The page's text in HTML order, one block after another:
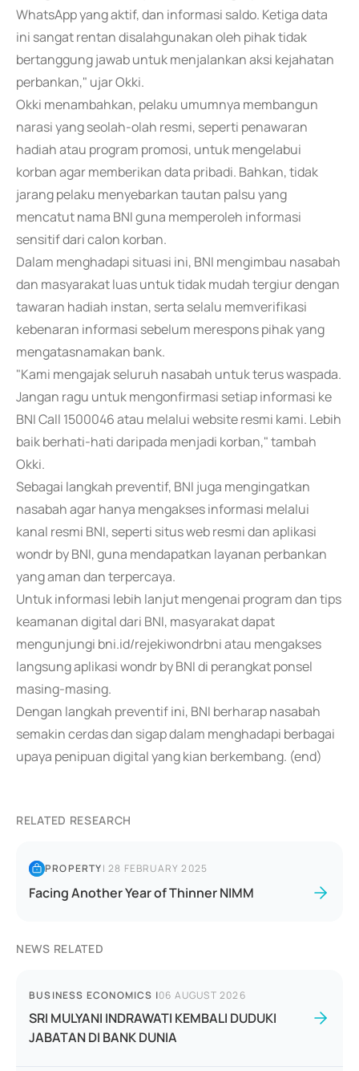
WhatsApp yang aktif, dan informasi saldo. Ketiga data
ini sangat rentan disalahgunakan oleh pihak tidak
bertanggung jawab untuk menjalankan aksi kejahatan
perbankan," ujar Okki.
Okki menambahkan, pelaku umumnya membangun
narasi yang seolah-olah resmi, seperti penawaran
hadiah atau program promosi, untuk mengelabui
korban agar memberikan data pribadi. Bahkan, tidak
jarang pelaku menyebarkan tautan palsu yang
mencatut nama BNI guna memperoleh informasi
sensitif dari calon korban.
Dalam menghadapi situasi ini, BNI mengimbau nasabah
dan masyarakat luas untuk tidak mudah tergiur dengan
tawaran hadiah instan, serta selalu memverifikasi
kebenaran informasi sebelum merespons pihak yang
mengatasnamakan bank.
"Kami mengajak seluruh nasabah untuk terus waspada.
Jangan ragu untuk mengonfirmasi setiap informasi ke
BNI Call 1500046 atau melalui website resmi kami. Lebih
baik berhati-hati daripada menjadi korban," tambah
Okki.
Sebagai langkah preventif, BNI juga mengingatkan
nasabah agar hanya mengakses informasi melalui
kanal resmi BNI, seperti situs web resmi dan aplikasi
wondr by BNI, guna mendapatkan layanan perbankan
yang aman dan terpercaya.
Untuk informasi lebih lanjut mengenai program dan tips
keamanan digital dari BNI, masyarakat dapat
mengunjungi bni.id/rejekiwondrbni atau mengakses
langsung aplikasi wondr by BNI di perangkat ponsel
masing-masing.
Dengan langkah preventif ini, BNI berharap nasabah
semakin cerdas dan sigap dalam menghadapi berbagai
upaya penipuan digital yang kian berkembang. (end)
RELATED RESEARCH
PROPERTY|28 FEBRUARY 2025
Facing Another Year of Thinner NIMM
NEWS RELATED
BUSINESS ECONOMICS |06 AUGUST 2026
SRI MULYANI INDRAWATI KEMBALI DUDUKI
JABATAN DI BANK DUNIA